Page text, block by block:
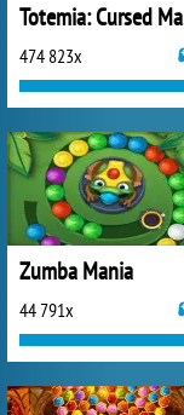
474 823x
Zumba Mania
44 791x